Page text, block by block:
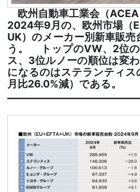
欧州自動車工業会（
2024年9月の、欧州市場（
UK）のメーカー別新車販売
う。 トップのVW、2位の
ス、3位ルノーの順位は変
になるのはステランティス
月比26.0%減）である。